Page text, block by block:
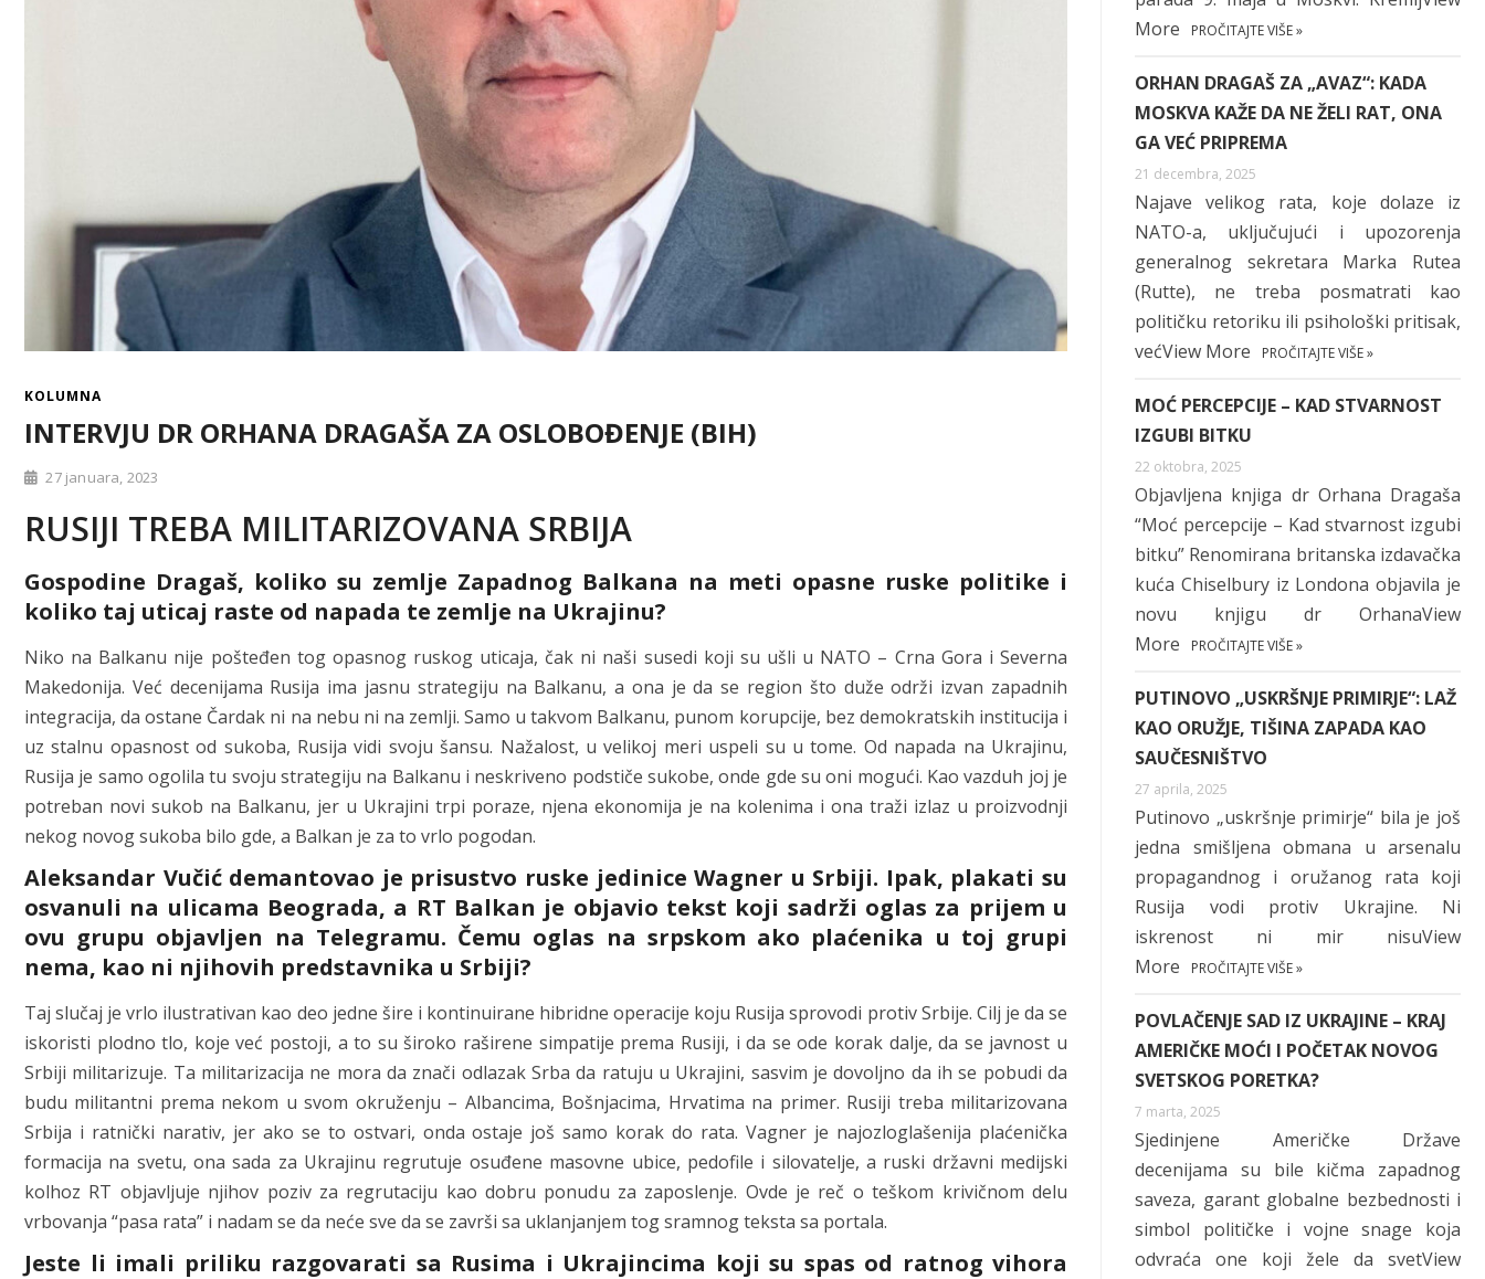
KOLUMNA
INTERVJU DR ORHANA DRAGAŠA ZA OSLOBOĐENJE (BIH)
27 januara, 2023
RUSIJI TREBA MILITARIZOVANA SRBIJA
Gospodine Dragaš, koliko su zemlje Zapadnog Balkana na meti opasne ruske politike i
koliko taj uticaj raste od napada te zemlje na Ukrajinu?
Niko na Balkanu nije pošteđen tog opasnog ruskog uticaja, čak ni naši susedi koji su ušli u NATO – Crna Gora i Severna
Makedonija. Već decenijama Rusija ima jasnu strategiju na Balkanu, a ona je da se region što duže održi izvan zapadnih
integracija, da ostane Čardak ni na nebu ni na zemlji. Samo u takvom Balkanu, punom korupcije, bez demokratskih institucija i
uz stalnu opasnost od sukoba, Rusija vidi svoju šansu. Nažalost, u velikoj meri uspeli su u tome. Od napada na Ukrajinu,
Rusija je samo ogolila tu svoju strategiju na Balkanu i neskriveno podstiče sukobe, onde gde su oni mogući. Kao vazduh joj je
potreban novi sukob na Balkanu, jer u Ukrajini trpi poraze, njena ekonomija je na kolenima i ona traži izlaz u proizvodnji
nekog novog sukoba bilo gde, a Balkan je za to vrlo pogodan.
Aleksandar Vučić demantovao je prisustvo ruske jedinice Wagner u Srbiji. Ipak, plakati su
osvanuli na ulicama Beograda, a RT Balkan je objavio tekst koji sadrži oglas za prijem u
ovu grupu objavljen na Telegramu. Čemu oglas na srpskom ako plaćenika u toj grupi
nema, kao ni njihovih predstavnika u Srbiji?
Taj slučaj je vrlo ilustrativan kao deo jedne šire i kontinuirane hibridne operacije koju Rusija sprovodi protiv Srbije. Cilj je da se
iskoristi plodno tlo, koje već postoji, a to su široko raširene simpatije prema Rusiji, i da se ode korak dalje, da se javnost u
Srbiji militarizuje. Ta militarizacija ne mora da znači odlazak Srba da ratuju u Ukrajini, sasvim je dovoljno da ih se pobudi da
budu militantni prema nekom u svom okruženju – Albancima, Bošnjacima, Hrvatima na primer. Rusiji treba militarizovana
Srbija i ratnički narativ, jer ako se to ostvari, onda ostaje još samo korak do rata. Vagner je najozloglašenija plaćenička
formacija na svetu, ona sada za Ukrajinu regrutuje osuđene masovne ubice, pedofile i silovatelje, a ruski državni medijski
kolhoz RT objavljuje njihov poziv za regrutaciju kao dobru ponudu za zaposlenje. Ovde je reč o teškom krivičnom delu
vrbovanja “pasa rata” i nadam se da neće sve da se završi sa uklanjanjem tog sramnog teksta sa portala.
Jeste li imali priliku razgovarati sa Rusima i Ukrajincima koji su spas od ratnog vihora
More
PROČITAJTE VIŠE »
ORHAN DRAGAŠ ZA „AVAZ“: KADA
MOSKVA KAŽE DA NE ŽELI RAT, ONA
GA VEĆ PRIPREMA
21 decembra, 2025
Najave velikog rata, koje dolaze iz
NATO-a, uključujući i upozorenja
generalnog sekretara Marka Rutea
(Rutte), ne treba posmatrati kao
političku retoriku ili psihološki pritisak,
većView More
PROČITAJTE VIŠE »
MOĆ PERCEPCIJE – KAD STVARNOST
IZGUBI BITKU
22 oktobra, 2025
Objavljena knjiga dr Orhana Dragaša
“Moć percepcije – Kad stvarnost izgubi
bitku” Renomirana britanska izdavačka
kuća Chiselbury iz Londona objavila je
novu knjigu dr OrhanaView
More
PROČITAJTE VIŠE »
PUTINOVO „USKRŠNJE PRIMIRJE“: LAŽ
KAO ORUŽJE, TIŠINA ZAPADA KAO
SAUČESNIŠTVO
27 aprila, 2025
Putinovo „uskršnje primirje“ bila je još
jedna smišljena obmana u arsenalu
propagandnog i oružanog rata koji
Rusija vodi protiv Ukrajine. Ni
iskrenost ni mir nisuView
More
PROČITAJTE VIŠE »
POVLAČENJE SAD IZ UKRAJINE – KRAJ
AMERIČKE MOĆI I POČETAK NOVOG
SVETSKOG PORETKA?
7 marta, 2025
Sjedinjene Američke Države
decenijama su bile kičma zapadnog
saveza, garant globalne bezbednosti i
simbol političke i vojne snage koja
odvraća one koji žele da svetView